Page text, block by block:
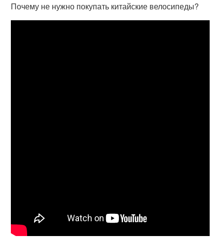
Почему не нужно покупать китайские велосипеды?